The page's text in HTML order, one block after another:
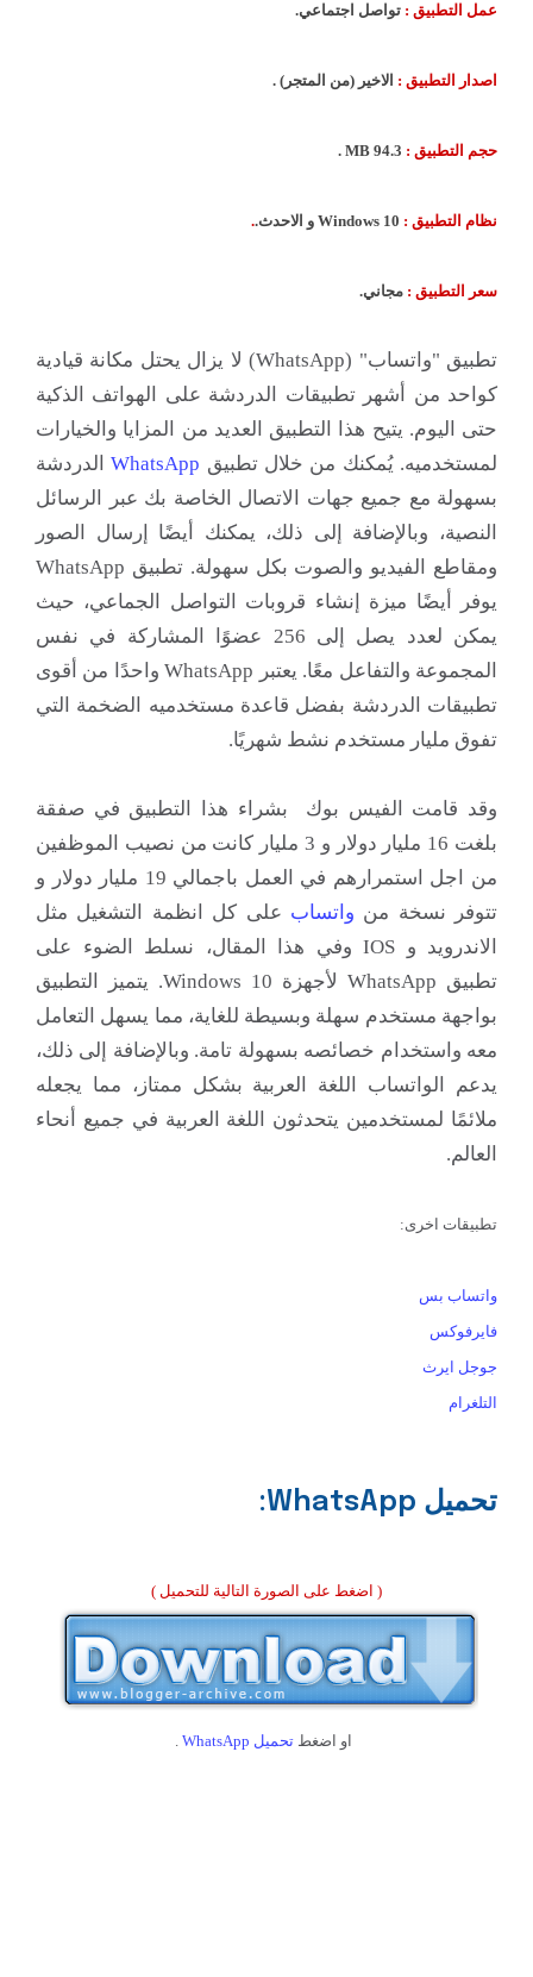
عمل التطبيق : تواصل اجتماعي.
اصدار التطبيق : الاخير (من المتجر) .
حجم التطبيق :
نظام التطبيق : .
سعر التطبيق : مجاني.
تطبيق "واتساب" (WhatsApp) لا يزال يحتل مكانة قيادية
كواحد من أشهر تطبيقات الدردشة على الهواتف الذكية
حتى اليوم. يتيح هذا التطبيق العديد من المزايا والخيارات
لمستخدميه. يُمكنك من خلال تطبيق WhatsAppالدردشة
بسهولة مع جميع جهات الاتصال الخاصة بك عبر الرسائل
النصية، وبالإضافة إلى ذلك، يمكنك أيضًا إرسال الصور
ومقاطع الفيديو والصوت بكل سهولة. تطبيق WhatsApp
يوفر أيضًا ميزة إنشاء قروبات التواصل الجماعي، حيث
يمكن لعدد يصل إلى 256 عضوًا المشاركة في نفس
المجموعة والتفاعل معًا. يعتبر WhatsApp واحدًا من أقوى
تطبيقات الدردشة بفضل قاعدة مستخدميه الضخمة التي
تفوق مليار مستخدم نشط شهريًا.
وقد قامت الفيس بوك بشراء هذا التطبيق في صفقة
بلغت 16 مليار دولار و 3 مليار كانت من نصيب الموظفين
من اجل استمرارهم في العمل باجمالي 19 مليار دولار و
تتوفر نسخة من واتساب على كل انظمة التشغيل مثل
الاندرويد و IOS وفي هذا المقال، نسلط الضوء على
تطبيق WhatsApp لأجهزة Windows 10. يتميز التطبيق
بواجهة مستخدم سهلة وبسيطة للغاية، مما يسهل التعامل
معه واستخدام خصائصه بسهولة تامة. وبالإضافة إلى ذلك،
يدعم الواتساب اللغة العربية بشكل ممتاز، مما يجعله
ملائمًا لمستخدمين يتحدثون اللغة العربية في جميع أنحاء
العالم.
تطبيقات اخرى:
واتساب بس
فايرفوكس
جوجل ايرث
التلغرام
تحميل WhatsApp:
( اضغط على الصورة التالية للتحميل )
او اضغطتحميل WhatsApp .